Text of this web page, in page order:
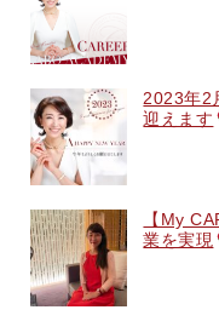
2023年2
迎えます
【My
業を実現